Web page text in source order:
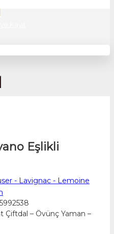
Eşlikli
- Lavignac - Lemoine
Çiftdal – Övünç Yaman –